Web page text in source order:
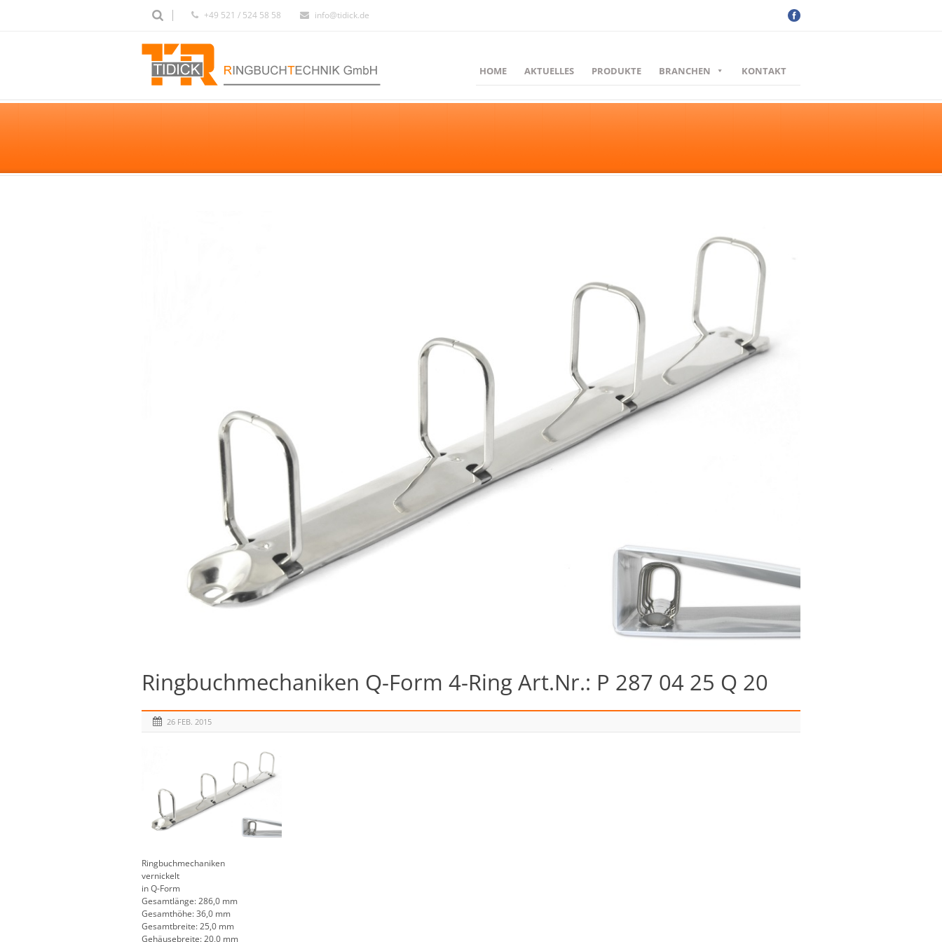
+49 521 / 524 58 58 info@tidick.de
HOME AKTUELLES PRODUKTE BRANCHEN KONTAKT
Ringbuchmechaniken Q-Form 4-Ring Art.Nr.: P 287 04 25 Q 20
26 FEB. 2015
Ringbuchmechaniken
vernickelt
in Q-Form
Gesamtlänge: 286,0 mm
Gesamthöhe: 36,0 mm
Gesamtbreite: 25,0 mm
Gehäusebreite: 20,0 mm